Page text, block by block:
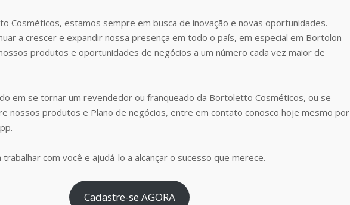
Cosméticos, estamos sempre em busca de inovação e novas oportunidades.
a crescer e expandir nossa presença em todo o país, em especial em Bortolon –
produtos e oportunidades de negócios a um número cada vez maior de
em se tornar um revendedor ou franqueado da Bortoletto Cosméticos, ou se
nossos produtos e Plano de negócios, entre em contato conosco hoje mesmo por
com você e ajudá-lo a alcançar o sucesso que merece.
Cadastre-se AGORA